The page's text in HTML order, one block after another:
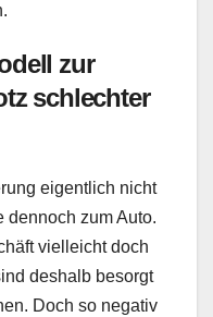
zur
schlechter
eigentlich nicht
dennoch zum Auto.
vielleicht doch
deshalb besorgt
Doch so negativ